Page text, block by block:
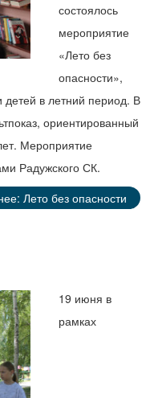
состоялось
мероприятие
«Лето без
опасности»,
в летний период. В
ориентированный
Мероприятие
Радужского СК.
Лето без опасности
19 июня в
рамках